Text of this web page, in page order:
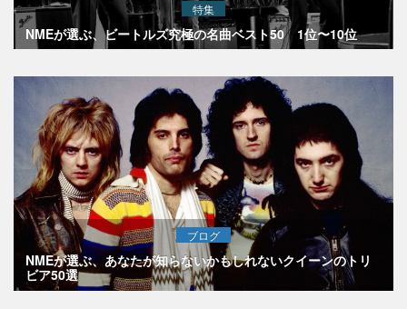
特集
NMEが選ぶ、ビートルズ究極の名曲ベスト50 1位〜10位
ブログ
NMEが選ぶ、あなたが知らないかもしれないクイーンのトリ
ビア50選